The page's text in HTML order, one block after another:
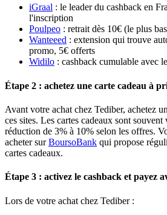
iGraal : le leader du cashback en
l'inscription
Poulpeo : retrait dès 10€ (le plus
Wanteeed : extension qui trouve
promo, 5€ offerts
Widilo : cashback cumulable avec
Étape 2 : achetez une carte cadeau à
Avant votre achat chez Tediber, achetez
ces sites. Les cartes cadeaux sont souvent
réduction de 3% à 10% selon les offres.
acheter surBoursoBank qui propose
cartes cadeaux.
Étape 3 : activez le cashback et payez
Lors de votre achat chez Tediber :